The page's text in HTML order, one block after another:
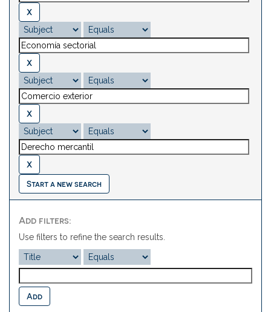
Start a new search
Add filters:
Use filters to refine the search results.